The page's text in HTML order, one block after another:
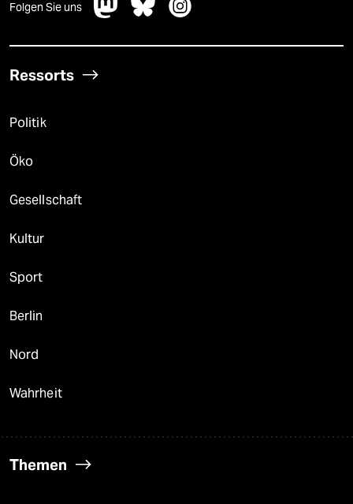
Folgen Sie uns
Ressorts
Politik
Öko
Gesellschaft
Kultur
Sport
Berlin
Nord
Wahrheit
Themen